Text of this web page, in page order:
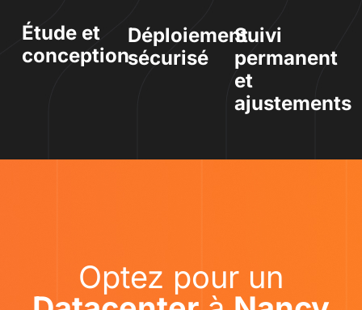
Étude et
conception
Déploiement
sécurisé
Suivi
permanent
et
ajustements
Optez pour un